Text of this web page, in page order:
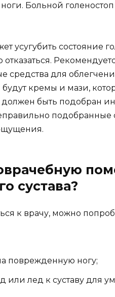
Больной
усугубить состояние
отказаться.
средства для
кремы и мази,
быть подобран
подобранные
сустава?
к врачу, можно
поврежденную ногу;
или лед к суставу для